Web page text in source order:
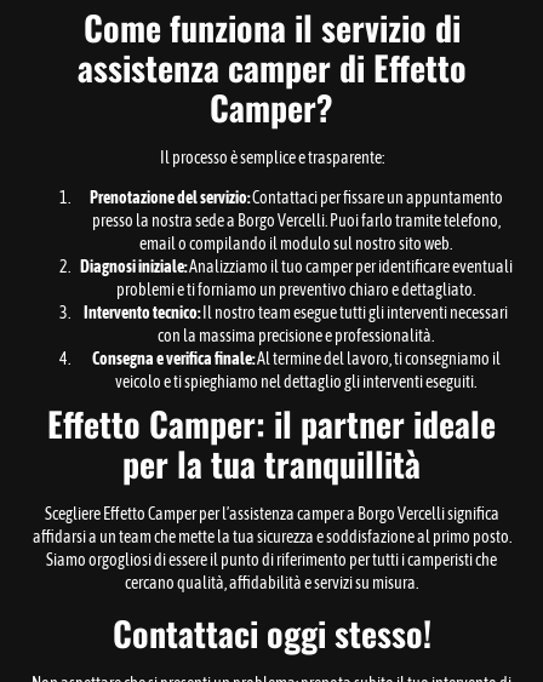
Come funziona il servizio di
assistenza camper di Effetto
Camper?
Il processo è semplice e trasparente:
Prenotazione del servizio:Contattaci per fissare un appuntamento
presso la nostra sede a Borgo Vercelli. Puoi farlo tramite telefono,
email o compilando il modulo sul nostro sito web.
Diagnosi iniziale:Analizziamo il tuo camper per identificare eventuali
problemi e ti forniamo un preventivo chiaro e dettagliato.
Intervento tecnico:Il nostro team esegue tutti gli interventi necessari
con la massima precisione e professionalità.
Consegna e verifica finale:Al termine del lavoro, ti consegniamo il
veicolo e ti spieghiamo nel dettaglio gli interventi eseguiti.
Effetto Camper: il partner ideale
per la tua tranquillità
Scegliere Effetto Camper per l’assistenza camper a Borgo Vercelli significa
affidarsi a un team che mette la tua sicurezza e soddisfazione al primo posto.
Siamo orgogliosi di essere il punto di riferimento per tutti i camperisti che
cercano qualità, affidabilità e servizi su misura.
Contattaci oggi stesso!